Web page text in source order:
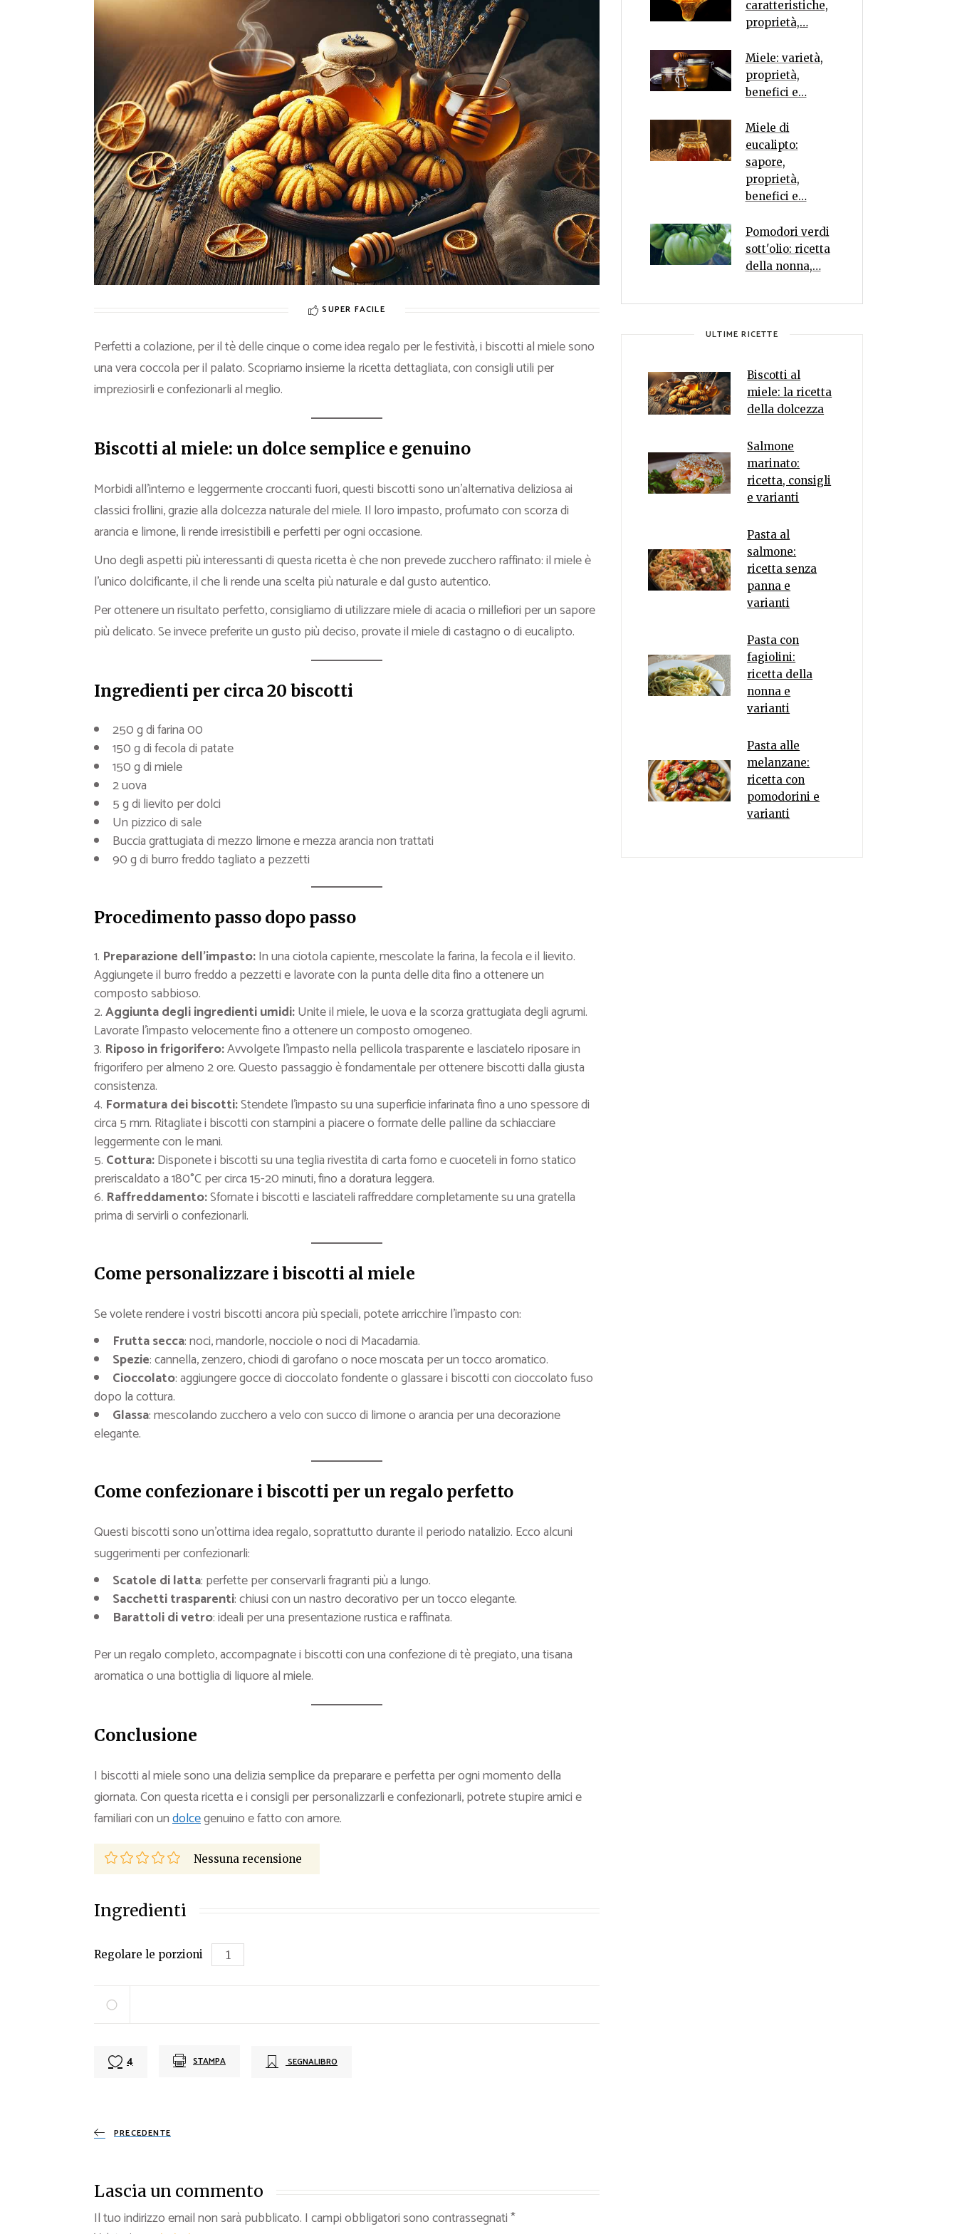
Ricette Piatti unici
Ricette Pesce
Video Ricette
Ricette per Ingrediente
SUPER FACILE
Perfetti a colazione, per il tè delle cinque o come idea regalo per le festività, i biscotti al miele sono
una vera coccola per il palato. Scopriamo insieme la ricetta dettagliata, con consigli utili per
impreziosirli e confezionarli al meglio.
Biscotti al miele: un dolce semplice e genuino
Morbidi all’interno e leggermente croccanti fuori, questi biscotti sono un’alternativa deliziosa ai
classici frollini, grazie alla dolcezza naturale del miele. Il loro impasto, profumato con scorza di
arancia e limone, li rende irresistibili e perfetti per ogni occasione.
Uno degli aspetti più interessanti di questa ricetta è che non prevede zucchero raffinato: il miele è
l’unico dolcificante, il che li rende una scelta più naturale e dal gusto autentico.
Per ottenere un risultato perfetto, consigliamo di utilizzare miele di acacia o millefiori per un sapore
più delicato. Se invece preferite un gusto più deciso, provate il miele di castagno o di eucalipto.
Ingredienti per circa 20 biscotti
250 g di farina 00
150 g di fecola di patate
150 g di miele
2 uova
5 g di lievito per dolci
Un pizzico di sale
Buccia grattugiata di mezzo limone e mezza arancia non trattati
90 g di burro freddo tagliato a pezzetti
Procedimento passo dopo passo
Preparazione dell’impasto:In una ciotola capiente, mescolate la farina, la fecola e il lievito.
Aggiungete il burro freddo a pezzetti e lavorate con la punta delle dita fino a ottenere un
composto sabbioso.
Aggiunta degli ingredienti umidi:Unite il miele, le uova e la scorza grattugiata degli agrumi.
Lavorate l’impasto velocemente fino a ottenere un composto omogeneo.
Riposo in frigorifero:Avvolgete l’impasto nella pellicola trasparente e lasciatelo riposare in
frigorifero per almeno 2 ore. Questo passaggio è fondamentale per ottenere biscotti dalla giusta
consistenza.
Formatura dei biscotti:Stendete l’impasto su una superficie infarinata fino a uno spessore di
circa 5 mm. Ritagliate i biscotti con stampini a piacere o formate delle palline da schiacciare
leggermente con le mani.
Cottura:Disponete i biscotti su una teglia rivestita di carta forno e cuoceteli in forno statico
preriscaldato a 180°C per circa 15-20 minuti, fino a doratura leggera.
Raffreddamento:Sfornate i biscotti e lasciateli raffreddare completamente su una gratella
prima di servirli o confezionarli.
Come personalizzare i biscotti al miele
Se volete rendere i vostri biscotti ancora più speciali, potete arricchire l’impasto con:
Frutta secca: noci, mandorle, nocciole o noci di Macadamia.
Spezie: cannella, zenzero, chiodi di garofano o noce moscata per un tocco aromatico.
Cioccolato: aggiungere gocce di cioccolato fondente o glassare i biscotti con cioccolato fuso
dopo la cottura.
Glassa: mescolando zucchero a velo con succo di limone o arancia per una decorazione
elegante.
Come confezionare i biscotti per un regalo perfetto
Questi biscotti sono un’ottima idea regalo, soprattutto durante il periodo natalizio. Ecco alcuni
suggerimenti per confezionarli:
Scatole di latta: perfette per conservarli fragranti più a lungo.
Sacchetti trasparenti: chiusi con un nastro decorativo per un tocco elegante.
Barattoli di vetro: ideali per una presentazione rustica e raffinata.
Per un regalo completo, accompagnate i biscotti con una confezione di tè pregiato, una tisana
aromatica o una bottiglia di liquore al miele.
Conclusione
I biscotti al miele sono una delizia semplice da preparare e perfetta per ogni momento della
giornata. Con questa ricetta e i consigli per personalizzarli e confezionarli, potrete stupire amici e
familiari con undolcegenuino e fatto con amore.
Nessuna recensione
Ingredienti
Regolare le porzioni
4 STAMPA SEGNALIBRO
PRECEDENTE
Lascia un commento
Il tuo indirizzo email non sarà pubblicato. I campi obbligatori sono contrassegnati*
caratteristiche,
proprietà,…
Miele: varietà,
proprietà,
benefici e…
Miele di
eucalipto:
sapore,
proprietà,
benefici e…
Pomodori verdi
sott'olio: ricetta
della nonna,…
ULTIME RICETTE
Biscotti al
miele: la ricetta
della dolcezza
Salmone
marinato:
ricetta, consigli
e varianti
Pasta al
salmone:
ricetta senza
panna e
varianti
Pasta con
fagiolini:
ricetta della
nonna e
varianti
Pasta alle
melanzane:
ricetta con
pomodorini e
varianti